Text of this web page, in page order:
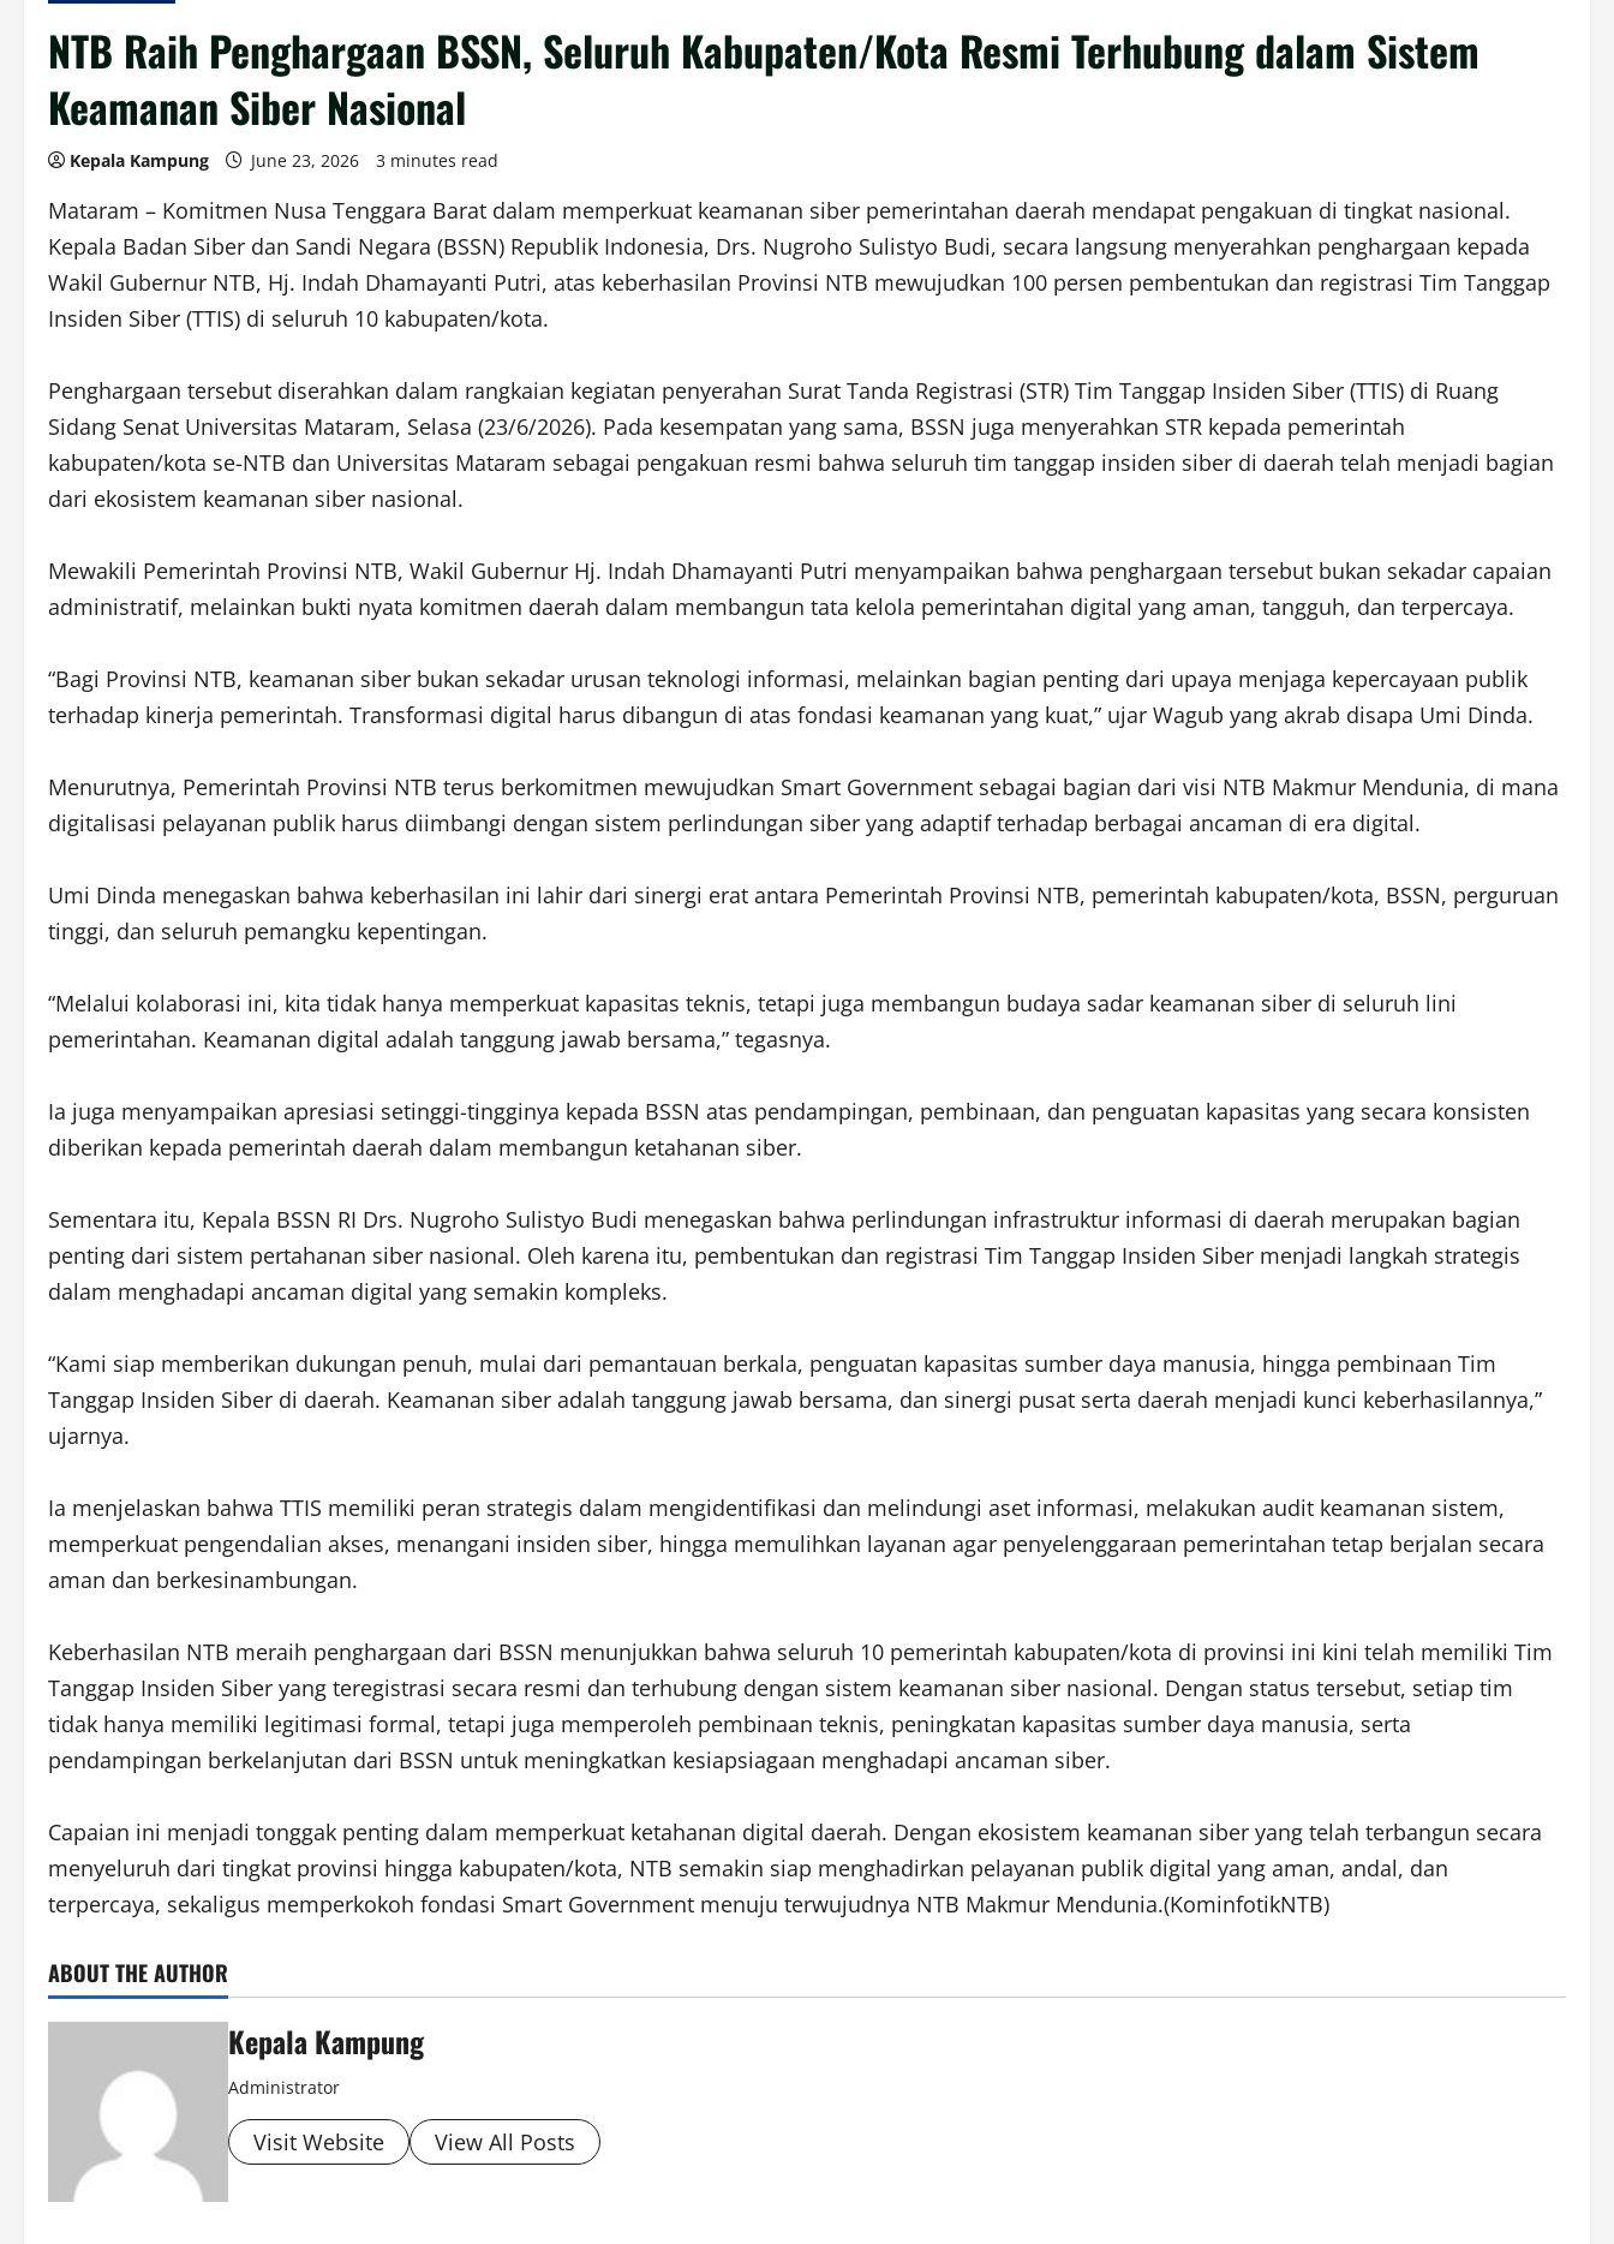
NTB Raih Penghargaan BSSN, Seluruh Kabupaten/Kota Resmi Terhubung dalam Sistem
Keamanan Siber Nasional
Kepala Kampung June 23, 2026 3 minutes read
Mataram – Komitmen Nusa Tenggara Barat dalam memperkuat keamanan siber pemerintahan daerah mendapat pengakuan di tingkat nasional.
Kepala Badan Siber dan Sandi Negara (BSSN) Republik Indonesia, Drs. Nugroho Sulistyo Budi, secara langsung menyerahkan penghargaan kepada
Wakil Gubernur NTB, Hj. Indah Dhamayanti Putri, atas keberhasilan Provinsi NTB mewujudkan 100 persen pembentukan dan registrasi Tim Tanggap
Insiden Siber (TTIS) di seluruh 10 kabupaten/kota.
Penghargaan tersebut diserahkan dalam rangkaian kegiatan penyerahan Surat Tanda Registrasi (STR) Tim Tanggap Insiden Siber (TTIS) di Ruang
Sidang Senat Universitas Mataram, Selasa (23/6/2026). Pada kesempatan yang sama, BSSN juga menyerahkan STR kepada pemerintah
kabupaten/kota se-NTB dan Universitas Mataram sebagai pengakuan resmi bahwa seluruh tim tanggap insiden siber di daerah telah menjadi bagian
dari ekosistem keamanan siber nasional.
Mewakili Pemerintah Provinsi NTB, Wakil Gubernur Hj. Indah Dhamayanti Putri menyampaikan bahwa penghargaan tersebut bukan sekadar capaian
administratif, melainkan bukti nyata komitmen daerah dalam membangun tata kelola pemerintahan digital yang aman, tangguh, dan terpercaya.
“Bagi Provinsi NTB, keamanan siber bukan sekadar urusan teknologi informasi, melainkan bagian penting dari upaya menjaga kepercayaan publik
terhadap kinerja pemerintah. Transformasi digital harus dibangun di atas fondasi keamanan yang kuat,” ujar Wagub yang akrab disapa Umi Dinda.
Menurutnya, Pemerintah Provinsi NTB terus berkomitmen mewujudkan Smart Government sebagai bagian dari visi NTB Makmur Mendunia, di mana
digitalisasi pelayanan publik harus diimbangi dengan sistem perlindungan siber yang adaptif terhadap berbagai ancaman di era digital.
Umi Dinda menegaskan bahwa keberhasilan ini lahir dari sinergi erat antara Pemerintah Provinsi NTB, pemerintah kabupaten/kota, BSSN, perguruan
tinggi, dan seluruh pemangku kepentingan.
“Melalui kolaborasi ini, kita tidak hanya memperkuat kapasitas teknis, tetapi juga membangun budaya sadar keamanan siber di seluruh lini
pemerintahan. Keamanan digital adalah tanggung jawab bersama,” tegasnya.
Ia juga menyampaikan apresiasi setinggi-tingginya kepada BSSN atas pendampingan, pembinaan, dan penguatan kapasitas yang secara konsisten
diberikan kepada pemerintah daerah dalam membangun ketahanan siber.
Sementara itu, Kepala BSSN RI Drs. Nugroho Sulistyo Budi menegaskan bahwa perlindungan infrastruktur informasi di daerah merupakan bagian
penting dari sistem pertahanan siber nasional. Oleh karena itu, pembentukan dan registrasi Tim Tanggap Insiden Siber menjadi langkah strategis
dalam menghadapi ancaman digital yang semakin kompleks.
“Kami siap memberikan dukungan penuh, mulai dari pemantauan berkala, penguatan kapasitas sumber daya manusia, hingga pembinaan Tim
Tanggap Insiden Siber di daerah. Keamanan siber adalah tanggung jawab bersama, dan sinergi pusat serta daerah menjadi kunci keberhasilannya,”
ujarnya.
Ia menjelaskan bahwa TTIS memiliki peran strategis dalam mengidentifikasi dan melindungi aset informasi, melakukan audit keamanan sistem,
memperkuat pengendalian akses, menangani insiden siber, hingga memulihkan layanan agar penyelenggaraan pemerintahan tetap berjalan secara
aman dan berkesinambungan.
Keberhasilan NTB meraih penghargaan dari BSSN menunjukkan bahwa seluruh 10 pemerintah kabupaten/kota di provinsi ini kini telah memiliki Tim
Tanggap Insiden Siber yang teregistrasi secara resmi dan terhubung dengan sistem keamanan siber nasional. Dengan status tersebut, setiap tim
tidak hanya memiliki legitimasi formal, tetapi juga memperoleh pembinaan teknis, peningkatan kapasitas sumber daya manusia, serta
pendampingan berkelanjutan dari BSSN untuk meningkatkan kesiapsiagaan menghadapi ancaman siber.
Capaian ini menjadi tonggak penting dalam memperkuat ketahanan digital daerah. Dengan ekosistem keamanan siber yang telah terbangun secara
menyeluruh dari tingkat provinsi hingga kabupaten/kota, NTB semakin siap menghadirkan pelayanan publik digital yang aman, andal, dan
terpercaya, sekaligus memperkokoh fondasi Smart Government menuju terwujudnya NTB Makmur Mendunia.(KominfotikNTB)
ABOUT THE AUTHOR
Kepala Kampung
Administrator
Visit Website View All Posts